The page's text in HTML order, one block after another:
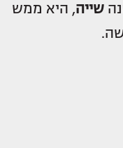
שייה, היא ממש